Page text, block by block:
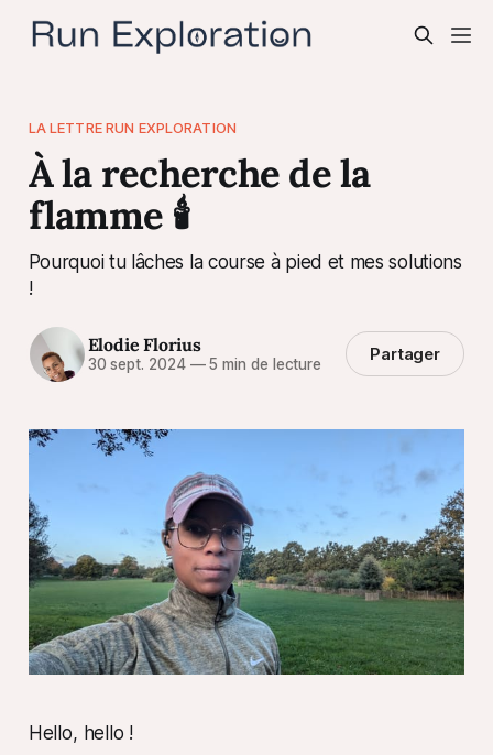
LA LETTRE RUN EXPLORATION
À la recherche de la
flamme 🕯️
Pourquoi tu lâches la course à pied et mes solutions
!
Elodie Florius
30 sept. 2024 —5 min de lecture Partager
Hello, hello !